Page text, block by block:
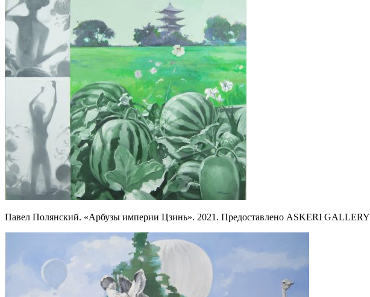
Павел Полянский. «Арбузы империи Цзинь». 2021. Предоставлено ASKERI GALLERY